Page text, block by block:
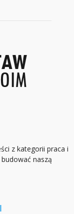
z kategorii praca i
naszą